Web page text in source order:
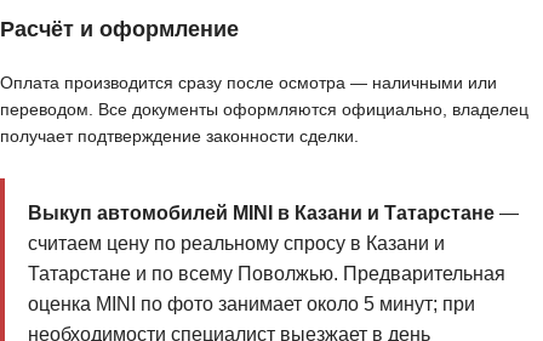
Расчёт и оформление
Оплата производится сразу после осмотра — наличными или
переводом. Все документы оформляются официально, владелец
получает подтверждение законности сделки.
Выкуп автомобилей MINI в Казани и Татарстане—
считаем цену по реальному спросу в Казани и
Татарстане и по всему Поволжью. Предварительная
оценка MINI по фото занимает около 5 минут; при
необходимости специалист выезжает в день